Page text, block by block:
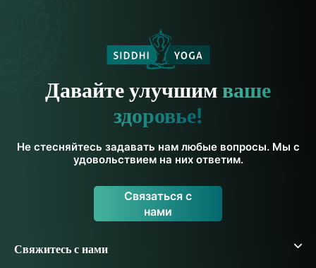
Давайте улучшимваше
здоровье!
Не стесняйтесь задавать нам любые вопросы. Мы с
удовольствием на них ответим.
Связаться с
нами
Свяжитесь с нами